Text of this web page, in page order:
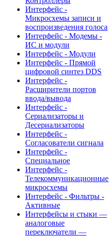
Интерфейс -
Микросхемы записи и
воспроизведения голоса
Интерфейс - Модемы -
ИС и модули
Интерфейс - Модули
Интерфейс - Прямой
цифровой синтез DDS
Интерфейс -
Расширители портов
ввода/вывода
Интерфейс -
Сериализаторы и
Десериализаторы
Интерфейс -
Согласователи сигнала
Интерфейс -
Специальное
Интерфейс -
Телекоммуникационные
микросхемы
Интерфейс - Фильтры -
Активные
Интерфейсы и стыки —
аналоговые
переключатели —